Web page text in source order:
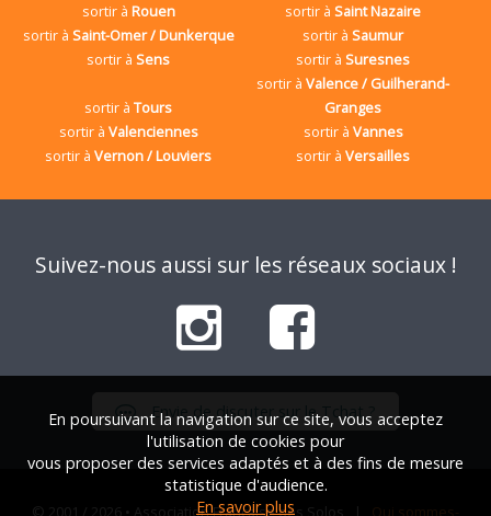
sortir à Rouen sortir àSaint Nazaire
sortir à Saint-Omer / Dunkerque sortir àSaumur
sortir àSens sortir àSuresnes
sortir àTours
sortir àValence / Guilherand-
Granges
sortir à Valenciennes sortir à Vannes
sortir àVernon / Louviers sortir àVersailles
Suivez-nous aussi sur les réseaux sociaux !
Envie de discuter sur le Tchat ?
© 2001 / 2026 • Association Française des Solos | Qui sommes-
En poursuivant la navigation sur ce site, vous acceptez
l'utilisation de cookies pour
vous proposer des services adaptés et à des fins de mesure
statistique d'audience.
En savoir plus